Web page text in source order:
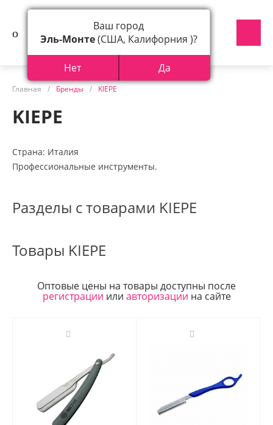
Главная / Бренды / KIEPE
KIEPE
Страна: Италия
Профессиональные инструменты.
Разделы с товарами KIEPE
Товары KIEPE
Оптовые цены на товары доступны после
регистрации или авторизации на сайте
Ваш город
Эль-Монте(США, Калифорния )?
Нет Да